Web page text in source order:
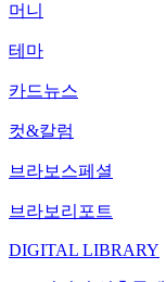
머니
테마
카드뉴스
컷&칼럼
브라보스페셜
브라보리포트
DIGITAL LIBRARY